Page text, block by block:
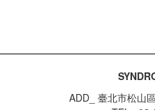
ADD_ 臺北市松山